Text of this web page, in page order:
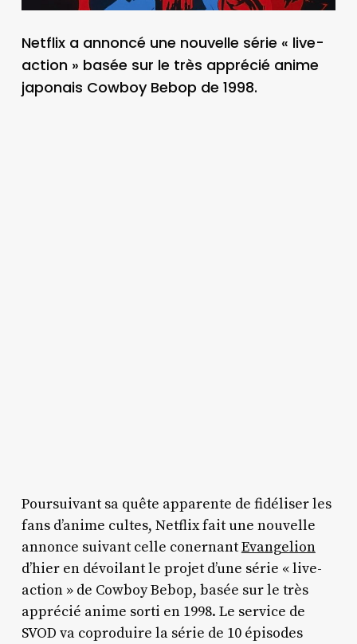
Netflix a annoncé une nouvelle série « live-
action » basée sur le très apprécié anime
japonais Cowboy Bebop de 1998.
Poursuivant sa quête apparente de fidéliser les
fans d’anime cultes, Netflix fait une nouvelle
annonce suivant celle conernantEvangelion
d’hier en dévoilant le projet d’une série « live-
action » de Cowboy Bebop, basée sur le très
apprécié anime sorti en 1998. Le service de
SVOD va coproduire la série de 10 épisodes